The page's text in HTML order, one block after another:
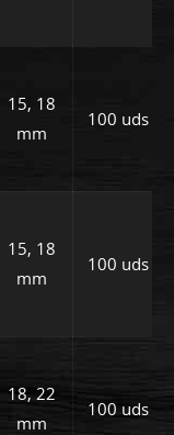
15, 18
mm
100 uds
15, 18
mm
100 uds
18, 22
mm
100 uds